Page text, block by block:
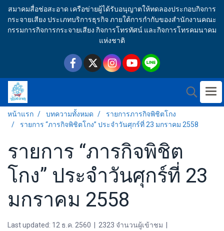
สมาคมสื่อช่อสะอาด เครือข่ายผู้ได้รับอนุญาตให้ทดลองประกอบกิจการ
กระจายเสียง ประเภทบริการธุรกิจ ภายใต้การกำกับของสำนักงานคณะ
กรรมการกิจการกระจายเสียง กิจการโทรทัศน์ และกิจการโทรคมนาคม
แห่งชาติ
หน้าแรก บทความทั้งหมด
รายการภารกิจพิชิตโกง
รายการ “ภารกิจพิชิตโกง” ประจำวันศุกร์ที่ 23 มกราคม 2558
รายการ “ภารกิจพิชิต
โกง” ประจำวันศุกร์ที่ 23
มกราคม 2558
Last updated: 12 ธ.ค. 2560 2323 จำนวนผู้เข้าชม